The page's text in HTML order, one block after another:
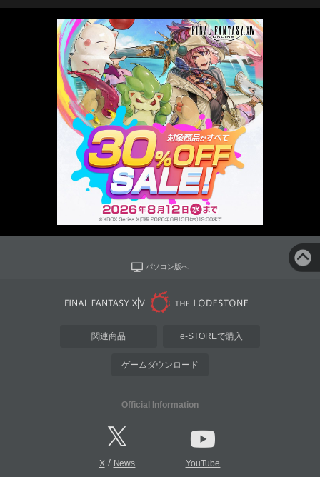
パソコン版へ
関連商品 e-STOREで購入
ゲームダウンロード
Official Information
X/ News YouTube